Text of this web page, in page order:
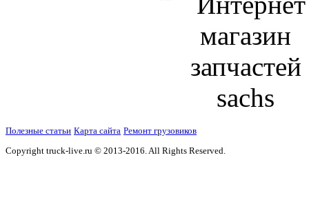
Полезные статьи Карта сайта Ремонт грузовиков
Copyright truck-live.ru © 2013-2016. All Rights Reserved.